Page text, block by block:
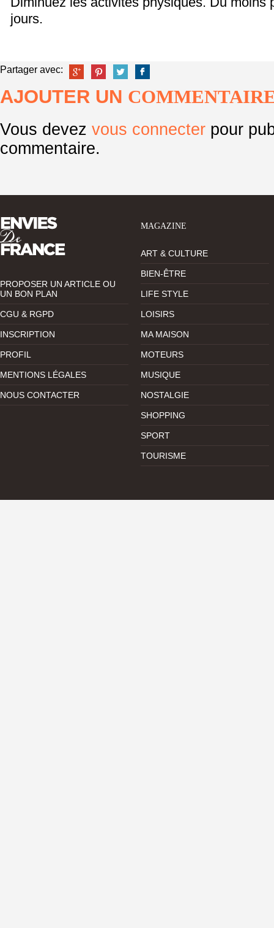
jours.
Partager avec:
AJOUTER UN
Vous devez vous connecter pour
commentaire.
PROPOSER UN ARTICLE OU
UN BON PLAN
CGU & RGPD
INSCRIPTION
PROFIL
MENTIONS LÉGALES
NOUS CONTACTER
MAGAZINE
ART & CULTURE
BIEN-ÊTRE
LIFE STYLE
LOISIRS
MA MAISON
MOTEURS
MUSIQUE
NOSTALGIE
SHOPPING
SPORT
TOURISME